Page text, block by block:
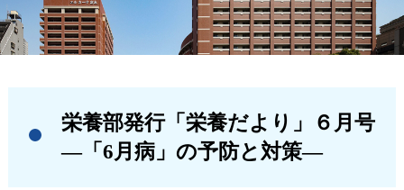
栄養部発行「栄養だより」６月号
—「6月病」の予防と対策—